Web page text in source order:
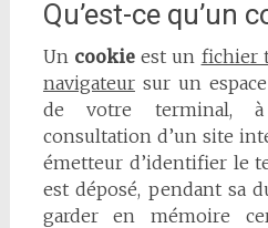
Qu’est-ce qu’un
Un cookie est un fichier
navigateursur un
de votre terminal,
consultation d’un site
émetteur d’identifier le
est déposé, pendant sa
garder en mémoire